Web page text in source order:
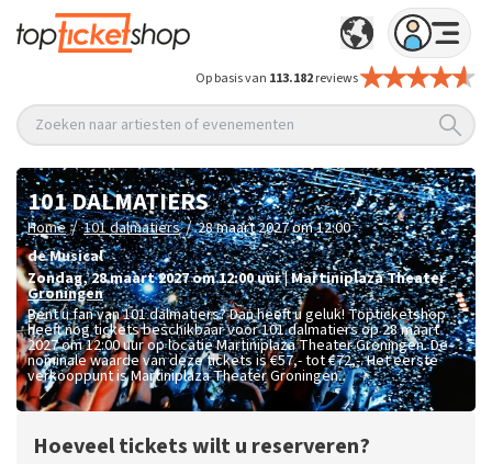
Op basis van 113.182reviews
Zoeken naar artiesten of evenementen
101 DALMATIERS
Home / 101 dalmatiers / 28 maart 2027 om 12:00
de Musical
zondag,28 maart 2027 om 12:00uur|Martiniplaza Theater
Groningen
Bent u fan van 101 dalmatiers? Dan heeft u geluk! Topticketshop
heeft nog tickets beschikbaar voor 101 dalmatiers op 28 maart
2027 om 12:00 uur op locatie Martiniplaza Theater Groningen. De
nominale waarde van deze tickets is€57,- tot €72,-. Het eerste
verkooppunt is Martiniplaza Theater Groningen.
Hoeveel tickets wilt u reserveren?